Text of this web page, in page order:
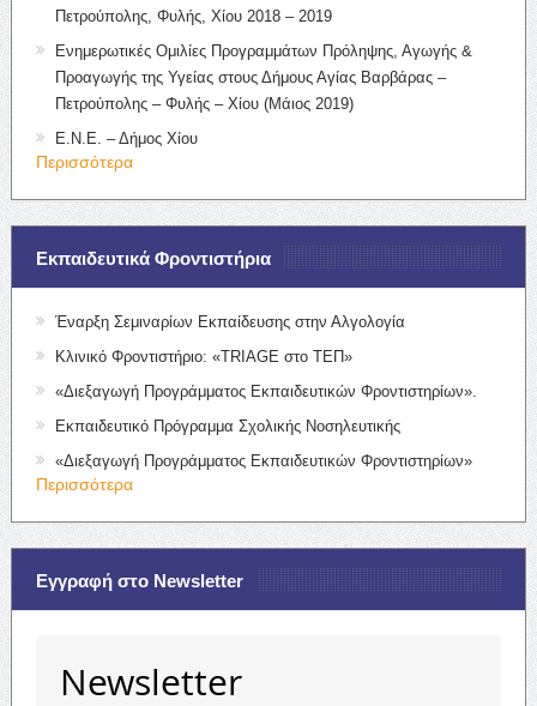
Πετρούπολης, Φυλής, Χίου 2018 – 2019
Ενημερωτικές Ομιλίες Προγραμμάτων Πρόληψης, Αγωγής &
Προαγωγής της Υγείας στους Δήμους Αγίας Βαρβάρας –
Πετρούπολης – Φυλής – Χίου (Μάιος 2019)
Ε.Ν.Ε. – Δήμος Χίου
Περισσότερα
Εκπαιδευτικά Φροντιστήρια
Έναρξη Σεμιναρίων Εκπαίδευσης στην Αλγολογία
Κλινικό Φροντιστήριο: «TRIAGE στο ΤΕΠ»
«Διεξαγωγή Προγράμματος Εκπαιδευτικών Φροντιστηρίων».
Εκπαιδευτικό Πρόγραμμα Σχολικής Νοσηλευτικής
«Διεξαγωγή Προγράμματος Εκπαιδευτικών Φροντιστηρίων»
Περισσότερα
Εγγραφή στο Newsletter
Newsletter